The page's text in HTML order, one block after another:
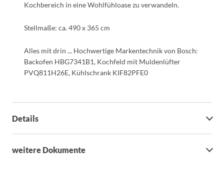
Kochbereich in eine Wohlfühloase zu verwandeln.
Stellmaße: ca. 490 x 365 cm
Alles mit drin ... Hochwertige Markentechnik von Bosch:
Backofen HBG7341B1, Kochfeld mit Muldenlüfter
PVQ811H26E, Kühlschrank KIF82PFE0
Details
weitere Dokumente